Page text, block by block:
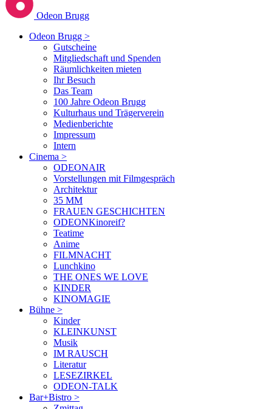
Odeon Brugg
Odeon Brugg >
Gutscheine
Mitgliedschaft und Spenden
Räumlichkeiten mieten
Ihr Besuch
Das Team
100 Jahre Odeon Brugg
Kulturhaus und Trägerverein
Medienberichte
Impressum
Intern
Cinema >
ODEONAIR
Vorstellungen mit Filmgespräch
Architektur
35 MM
FRAUEN GESCHICHTEN
ODEONKinoreif?
Teatime
Anime
FILMNACHT
Lunchkino
THE ONES WE LOVE
KINDER
KINOMAGIE
Bühne >
Kinder
KLEINKUNST
Musik
IM RAUSCH
Literatur
LESEZIRKEL
ODEON-TALK
Bar+Bistro >